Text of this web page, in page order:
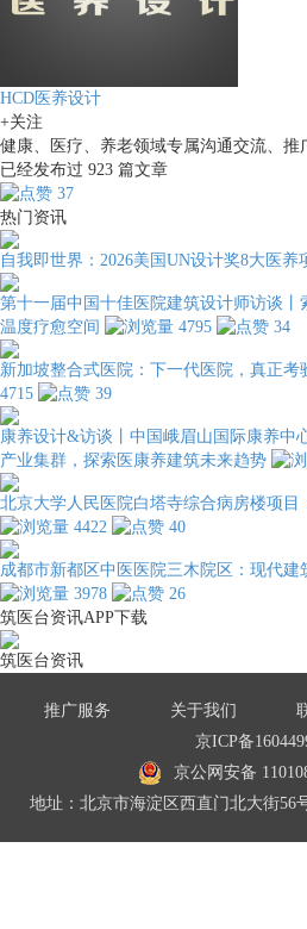
HCD医养设计
+关注
健康、医疗、养老领域专属沟通交流、推
已经发布过 923 篇文章
37
热门资讯
自我即世界：2026美国UN设计奖8大医养
第十一届中国十佳医院建筑设计师访谈
温度疗愈空间
4795 34
新加坡整合式医院：下一代医院，真正考
4715
39
康养设计&访谈丨中国峨眉山国际康养中
产业集群，探索医康养建筑未来趋势
北京大学人民医院白塔寺综合病房楼项
4422
40
成都市新都区中医医院三木院区：现代建
3978
26
筑医台资讯APP下载
筑医台资讯
推广服务 关于我们
京ICP备
京公网安备
地址：北京市海淀区西直门北大街56